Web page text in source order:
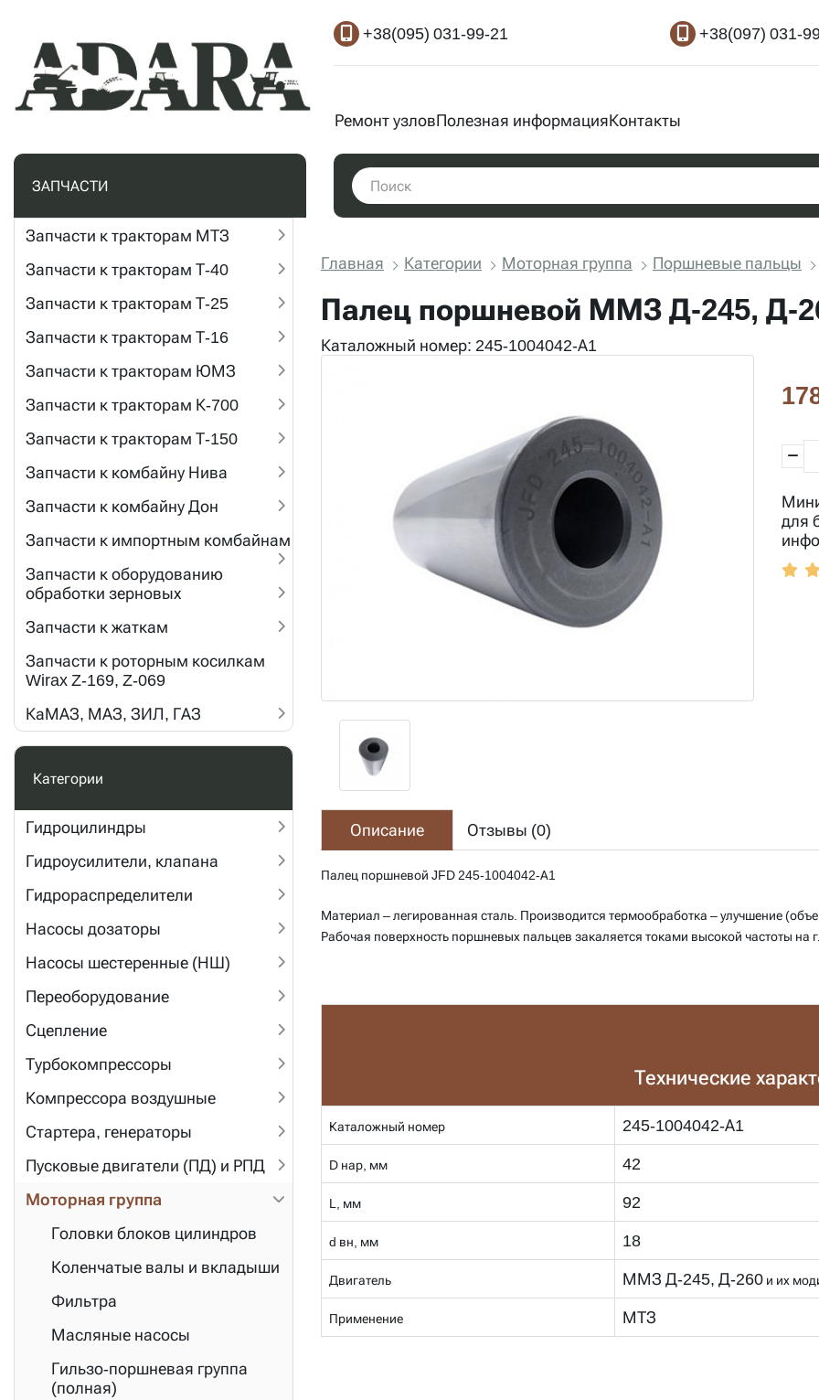
+38(095) 031-99-21 +38(097) 031-
Ремонт узловПолезная информацияКонтакты
ЗАПЧАСТИ
Запчасти к тракторам МТЗ
Запчасти к тракторам Т-40
Запчасти к тракторам Т-25
Запчасти к тракторам Т-16
Запчасти к тракторам ЮМЗ
Запчасти к тракторам К-700
Запчасти к тракторам Т-150
Запчасти к комбайну Нива
Запчасти к комбайну Дон
Запчасти к импортным комбайнам
Запчасти к оборудованию
обработки зерновых
Запчасти к жаткам
Запчасти к роторным косилкам
Wirax Z-169, Z-069
КаМАЗ, МАЗ, ЗИЛ, ГАЗ
Категории
Гидроцилиндры
Гидроусилители, клапана
Гидрораспределители
Насосы дозаторы
Насосы шестеренные (НШ)
Переоборудование
Сцепление
Турбокомпрессоры
Компрессора воздушные
Стартера, генераторы
Пусковые двигатели (ПД) и РПД
Моторная группа
Головки блоков цилиндров
Коленчатые валы и вкладыши
Фильтра
Масляные насосы
Гильзо-поршневая группа
(полная)
Главная Категории Моторная группа Поршневые пальцы
Палец поршневой ММЗ Д-245, Д-
Каталожный номер: 245-1004042-А1
для
Описание Отзывы (0)
Палец поршневой JFD 245-1004042-А1
Материал – легированная сталь. Производится термообработка – улучшение
Рабочая поверхность поршневых пальцев закаляется токами высокой частоты
Технические
Каталожный номер 245-1004042-А1
D нар, мм 42
L, мм 92
d вн, мм 18
Двигатель ММЗ Д-245, Д-260 и их
Применение МТЗ